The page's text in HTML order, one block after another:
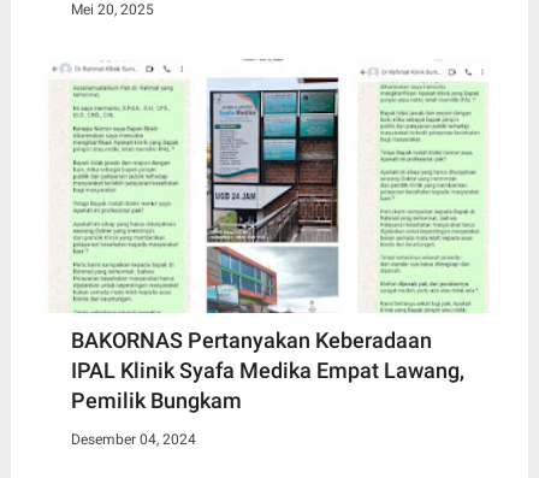
Mei 20, 2025
BAKORNAS Pertanyakan Keberadaan
IPAL Klinik Syafa Medika Empat Lawang,
Pemilik Bungkam
Desember 04, 2024